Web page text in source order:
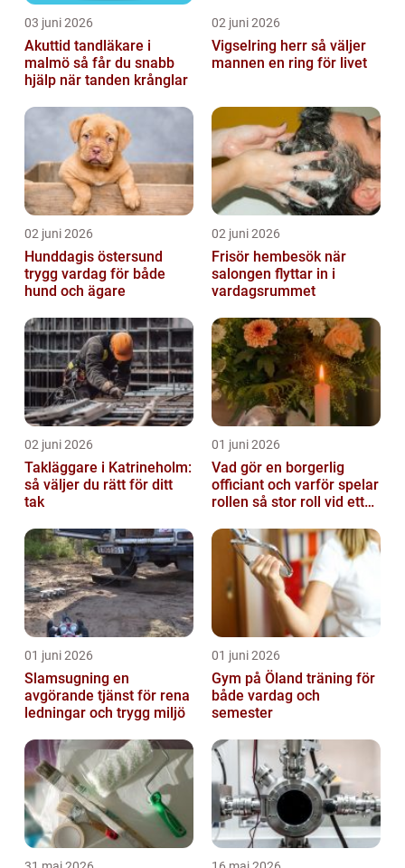
03 juni 2026
Akuttid tandläkare i
malmö så får du snabb
hjälp när tanden krånglar
02 juni 2026
Vigselring herr så väljer
mannen en ring för livet
02 juni 2026
Hunddagis östersund
trygg vardag för både
hund och ägare
02 juni 2026
Frisör hembesök när
salongen flyttar in i
vardagsrummet
02 juni 2026
Takläggare i Katrineholm:
så väljer du rätt för ditt
tak
01 juni 2026
Vad gör en borgerlig
officiant och varför spelar
rollen så stor roll vid ett
01 juni 2026
Slamsugning en
avgörande tjänst för rena
ledningar och trygg miljö
01 juni 2026
Gym på Öland träning för
både vardag och
semester